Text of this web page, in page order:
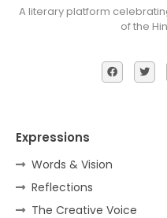
A literary platform
of the
Expressions
Words & Vision
Reflections
The Creative Voice